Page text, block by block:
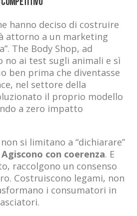
hanno deciso di costruire
attorno a un marketing
The Body Shop, ad
no ai test sugli animali e sì
ben prima che diventasse
nel settore della
il proprio modello
a zero impatto
si limitano a “dichiarare”
Agiscono con coerenza. E
raccolgono un consenso
Costruiscono legami, non
i consumatori in